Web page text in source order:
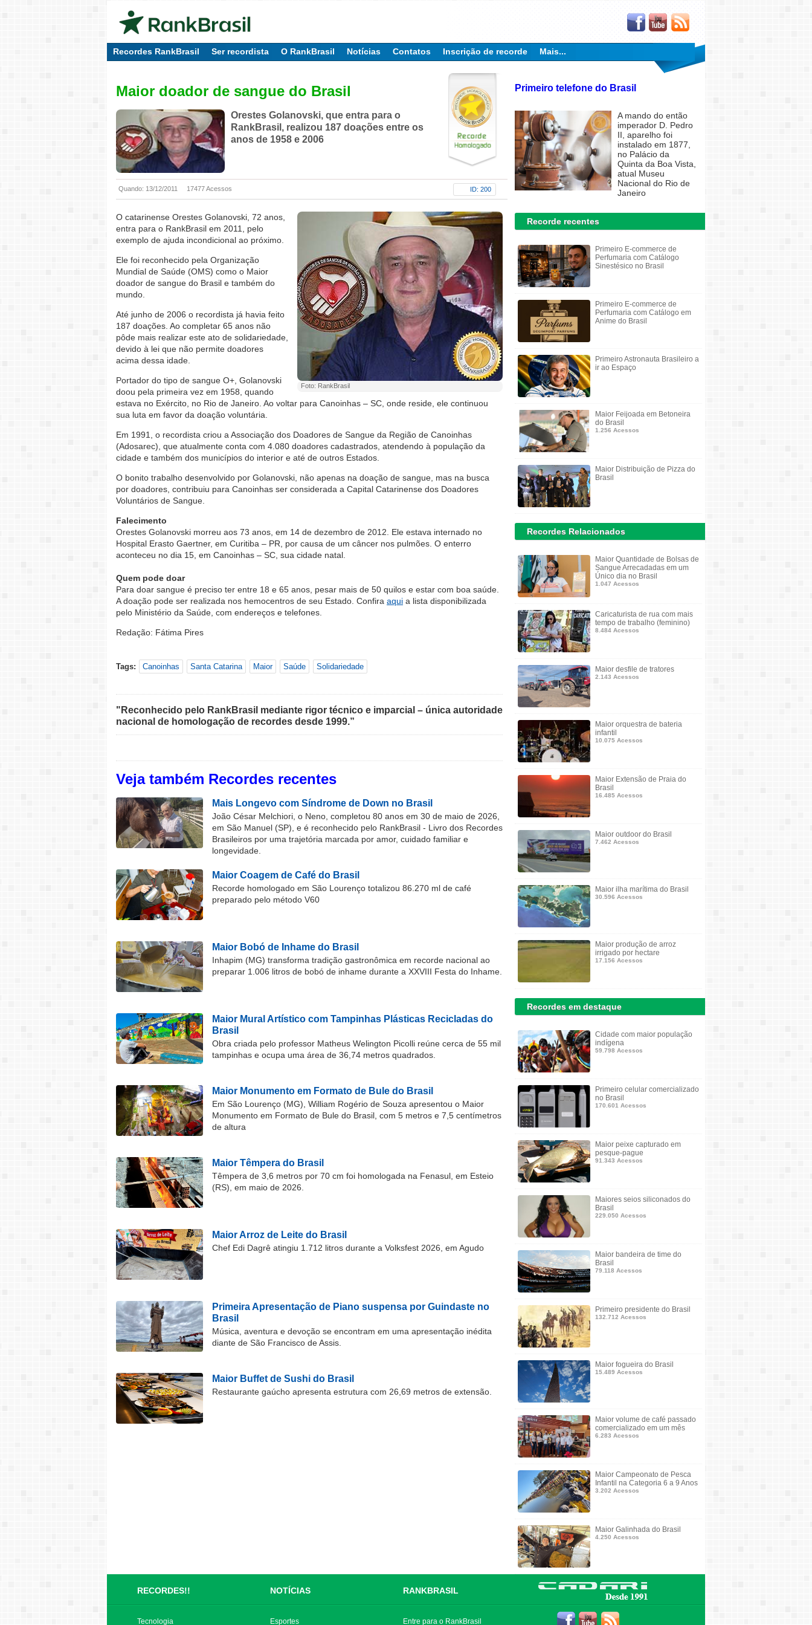
Recordes RankBrasil Ser recordista O RankBrasil Notícias Contatos Inscrição de recorde Mais...
Maior doador de sangue do Brasil
Orestes Golanovski, que entra para o
RankBrasil, realizou 187 doações entre os
anos de 1958 e 2006
Quando: 13/12/2011 17477 Acessos ID: 200
Foto: RankBrasil
O catarinense Orestes Golanovski, 72 anos,
entra para o RankBrasil em 2011, pelo
exemplo de ajuda incondicional ao próximo.
Ele foi reconhecido pela Organização
Mundial de Saúde (OMS) como o Maior
doador de sangue do Brasil e também do
mundo.
Até junho de 2006 o recordista já havia feito
187 doações. Ao completar 65 anos não
pôde mais realizar este ato de solidariedade,
devido à lei que não permite doadores
acima dessa idade.
Portador do tipo de sangue O+, Golanovski
doou pela primeira vez em 1958, quando
estava no Exército, no Rio de Janeiro. Ao voltar para Canoinhas – SC, onde reside, ele continuou
sua luta em favor da doação voluntária.
Em 1991, o recordista criou a Associação dos Doadores de Sangue da Região de Canoinhas
(Adosarec), que atualmente conta com 4.080 doadores cadastrados, atendendo à população da
cidade e também dos municípios do interior e até de outros Estados.
O bonito trabalho desenvolvido por Golanovski, não apenas na doação de sangue, mas na busca
por doadores, contribuiu para Canoinhas ser considerada a Capital Catarinense dos Doadores
Voluntários de Sangue.
Falecimento
Orestes Golanovski morreu aos 73 anos, em 14 de dezembro de 2012. Ele estava internado no
Hospital Erasto Gaertner, em Curitiba – PR, por causa de um câncer nos pulmões. O enterro
aconteceu no dia 15, em Canoinhas – SC, sua cidade natal.
Quem pode doar
Para doar sangue é preciso ter entre 18 e 65 anos, pesar mais de 50 quilos e estar com boa saúde.
A doação pode ser realizada nos hemocentros de seu Estado. Confira aqui a lista disponibilizada
pelo Ministério da Saúde, com endereços e telefones.
Redação: Fátima Pires
Tags: Canoinhas Santa Catarina Maior Saúde Solidariedade
"Reconhecido pelo RankBrasil mediante rigor técnico e imparcial – única autoridade
nacional de homologação de recordes desde 1999.”
Veja também Recordes recentes
Mais Longevo com Síndrome de Down no Brasil
João César Melchiori, o Neno, completou 80 anos em 30 de maio de 2026,
em São Manuel (SP), e é reconhecido pelo RankBrasil - Livro dos Recordes
Brasileiros por uma trajetória marcada por amor, cuidado familiar e
longevidade.
Maior Coagem de Café do Brasil
Recorde homologado em São Lourenço totalizou 86.270 ml de café
preparado pelo método V60
Maior Bobó de Inhame do Brasil
Inhapim (MG) transforma tradição gastronômica em recorde nacional ao
preparar 1.006 litros de bobó de inhame durante a XXVIII Festa do Inhame.
Maior Mural Artístico com Tampinhas Plásticas Recicladas do
Brasil
Obra criada pelo professor Matheus Welington Picolli reúne cerca de 55 mil
tampinhas e ocupa uma área de 36,74 metros quadrados.
Maior Monumento em Formato de Bule do Brasil
Em São Lourenço (MG), William Rogério de Souza apresentou o Maior
Monumento em Formato de Bule do Brasil, com 5 metros e 7,5 centímetros
de altura
Maior Têmpera do Brasil
Têmpera de 3,6 metros por 70 cm foi homologada na Fenasul, em Esteio
(RS), em maio de 2026.
Maior Arroz de Leite do Brasil
Chef Edi Dagrê atingiu 1.712 litros durante a Volksfest 2026, em Agudo
Primeira Apresentação de Piano suspensa por Guindaste no
Brasil
Música, aventura e devoção se encontram em uma apresentação inédita
diante de São Francisco de Assis.
Maior Buffet de Sushi do Brasil
Restaurante gaúcho apresenta estrutura com 26,69 metros de extensão.
Primeiro telefone do Brasil
A mando do então
imperador D. Pedro
II, aparelho foi
instalado em 1877,
no Palácio da
Quinta da Boa Vista,
atual Museu
Nacional do Rio de
Janeiro
Recorde recentes
Primeiro E-commerce de
Perfumaria com Catálogo
Sinestésico no Brasil
Primeiro E-commerce de
Perfumaria com Catálogo em
Anime do Brasil
Primeiro Astronauta Brasileiro a
ir ao Espaço
Maior Feijoada em Betoneira
do Brasil
1.256 Acessos
Maior Distribuição de Pizza do
Brasil
Recordes Relacionados
Maior Quantidade de Bolsas de
Sangue Arrecadadas em um
Único dia no Brasil
1.047 Acessos
Caricaturista de rua com mais
tempo de trabalho (feminino)
8.484 Acessos
Maior desfile de tratores
2.143 Acessos
Maior orquestra de bateria
infantil
10.075 Acessos
Maior Extensão de Praia do
Brasil
16.485 Acessos
Maior outdoor do Brasil
7.462 Acessos
Maior ilha marítima do Brasil
30.596 Acessos
Maior produção de arroz
irrigado por hectare
17.156 Acessos
Recordes em destaque
Cidade com maior população
indígena
59.798 Acessos
Primeiro celular comercializado
no Brasil
170.601 Acessos
Maior peixe capturado em
pesque-pague
91.343 Acessos
Maiores seios siliconados do
Brasil
229.050 Acessos
Maior bandeira de time do
Brasil
79.118 Acessos
Primeiro presidente do Brasil
132.712 Acessos
Maior fogueira do Brasil
15.489 Acessos
Maior volume de café passado
comercializado em um mês
6.283 Acessos
Maior Campeonato de Pesca
Infantil na Categoria 6 a 9 Anos
3.202 Acessos
Maior Galinhada do Brasil
4.250 Acessos
RECORDES!! NOTÍCIAS RANKBRASIL
Tecnologia Esportes Entre para o RankBrasil